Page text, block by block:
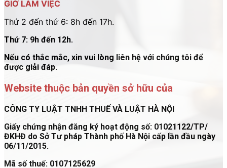
GIỜ LÀM VIỆC
Thứ 2 đến thứ 6: 8h đến 17h.
Thứ 7: 9h đến 12h.
Nếu có thắc mắc, xin vui lòng liên hệ với chúng tôi để
được giải đáp.
Website thuộc bản quyền sở hữu của
CÔNG TY LUẬT TNHH THUẾ VÀ LUẬT HÀ NỘI
Giấy chứng nhận đăng ký hoạt động số: 01021122/TP/
ĐKHĐ do Sở Tư pháp Thành phố Hà Nội cấp lần đầu ngày
06/11/2015.
Mã số thuế: 0107125629